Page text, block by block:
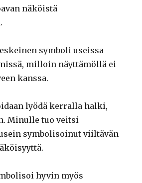
näköistä
symboli useissa
milloin näyttämöllä ei
kanssa.
lyödä kerralla halki,
Minulle tuo veitsi
symbolisoinut viiltävän
hyvin myös